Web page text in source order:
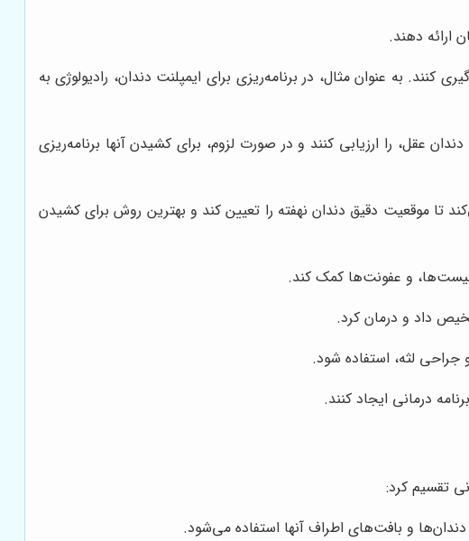
ارائه دهند.
کنند. به عنوان مثال، در برنامه‌ریزی برای ایمپلنت دندان، رادیولوژی به
عقل، را ارزیابی کنند و در صورت لزوم، برای کشیدن آنها برنامه‌ریزی
تا موقعیت دقیق دندان نهفته را تعیین کند و بهترین روش برای کشیدن
و عفونت‌ها کمک کند.
داد و درمان کرد.
جراحی لثه، استفاده شود.
درمانی ایجاد کنند.
تقسیم کرد:
و بافت‌های اطراف آنها استفاده می‌شود.